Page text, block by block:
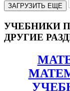
ЗАГРУЗИТЬ ЕЩЕ
УЧЕБНИКИ
ДРУГИЕ